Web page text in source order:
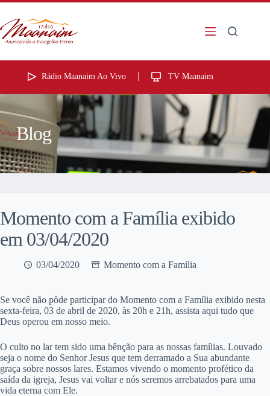
Rádio Maanaim Ao Vivo TV Maanaim
Blog
Momento com a Família exibido
em 03/04/2020
03/04/2020 Momento com a Família
Se você não pôde participar do Momento com a Família exibido nesta
sexta-feira, 03 de abril de 2020, às 20h e 21h, assista aqui tudo que
Deus operou em nosso meio.
O culto no lar tem sido uma bênção para as nossas famílias. Louvado
seja o nome do Senhor Jesus que tem derramado a Sua abundante
graça sobre nossos lares. Estamos vivendo o momento profético da
saída da igreja, Jesus vai voltar e nós seremos arrebatados para uma
vida eterna com Ele.